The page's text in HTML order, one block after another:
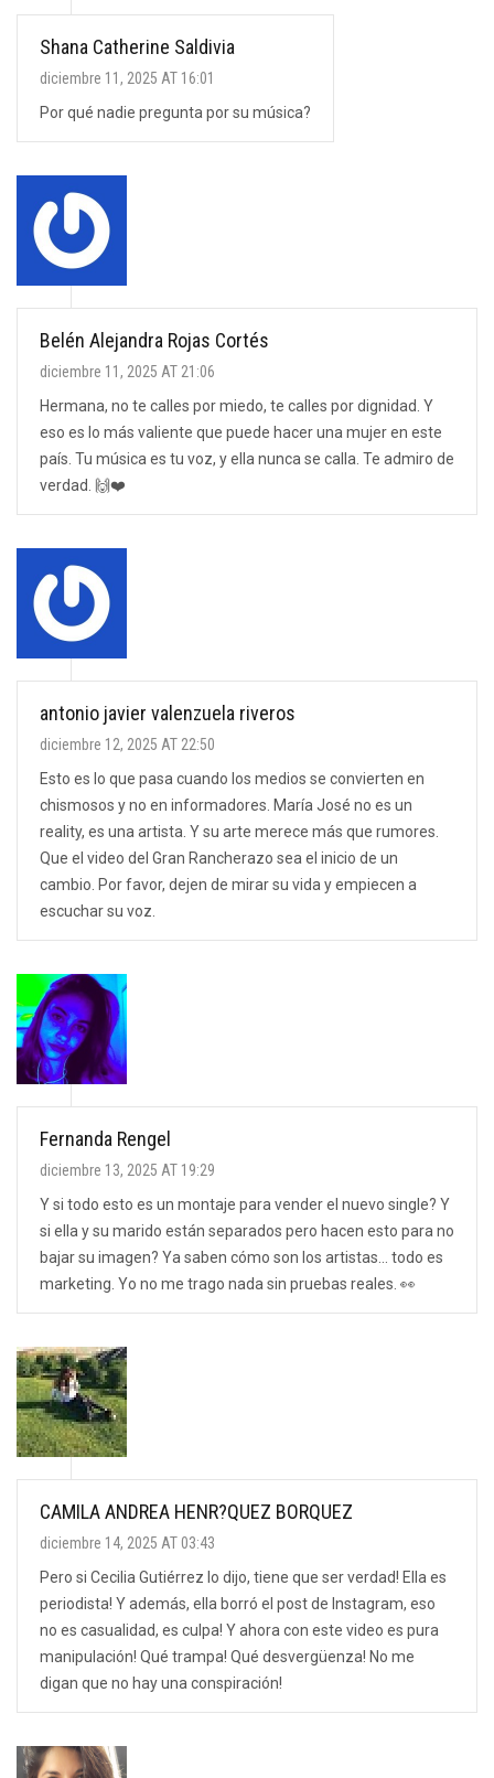
Shana Catherine Saldivia
diciembre 11, 2025 AT 16:01
Por qué nadie pregunta por su música?
Belén Alejandra Rojas Cortés
diciembre 11, 2025 AT 21:06
Hermana, no te calles por miedo, te calles por dignidad. Y
eso es lo más valiente que puede hacer una mujer en este
país. Tu música es tu voz, y ella nunca se calla. Te admiro de
verdad. 🙌❤️
antonio javier valenzuela riveros
diciembre 12, 2025 AT 22:50
Esto es lo que pasa cuando los medios se convierten en
chismosos y no en informadores. María José no es un
reality, es una artista. Y su arte merece más que rumores.
Que el video del Gran Rancherazo sea el inicio de un
cambio. Por favor, dejen de mirar su vida y empiecen a
escuchar su voz.
Fernanda Rengel
diciembre 13, 2025 AT 19:29
Y si todo esto es un montaje para vender el nuevo single? Y
si ella y su marido están separados pero hacen esto para no
bajar su imagen? Ya saben cómo son los artistas... todo es
marketing. Yo no me trago nada sin pruebas reales. 👀
CAMILA ANDREA HENR?QUEZ BORQUEZ
diciembre 14, 2025 AT 03:43
Pero si Cecilia Gutiérrez lo dijo, tiene que ser verdad! Ella es
periodista! Y además, ella borró el post de Instagram, eso
no es casualidad, es culpa! Y ahora con este video es pura
manipulación! Qué trampa! Qué desvergüenza! No me
digan que no hay una conspiración!